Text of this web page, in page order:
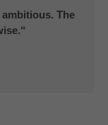
The